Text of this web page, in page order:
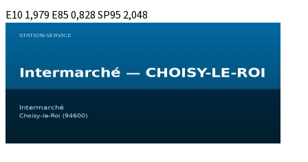
E10 1,979 E850,828SP95 2,048